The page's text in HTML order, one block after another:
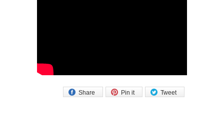
Tweet
Pin it
Share